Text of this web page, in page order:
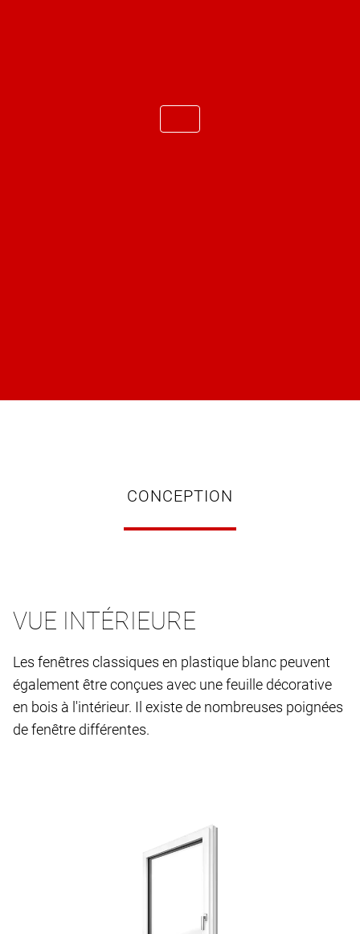
CONCEPTION
VUE INTÉRIEURE
Les fenêtres classiques en plastique blanc peuvent
également être conçues avec une feuille décorative
en bois à l'intérieur. Il existe de nombreuses poignées
de fenêtre différentes.